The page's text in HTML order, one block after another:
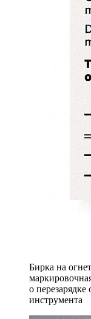
Бирка на
о
инструмента